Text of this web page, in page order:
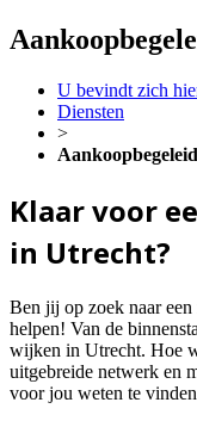
U bevindt zich
Diensten
>
Klaar voor
in Utrecht?
Ben jij op zoek naar
helpen! Van de
wijken in Utrecht. Hoe
uitgebreide netwerk en
voor jou weten te